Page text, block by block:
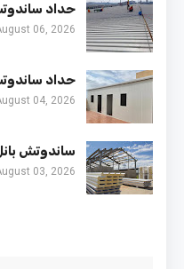
حداد ساندوتش
06, 2026
حداد ساندوتش
04, 2026
ساندوتش بانل تبوك
03, 2026